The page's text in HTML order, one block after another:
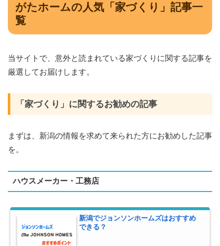
がたホームの人気「家づくり」記事一
覧
当サイトで、意外と読まれている家づくりに関する記事を
厳選してお届けします。
「家づくり」に関するお勧めの記事
まずは、新潟の情報を求めて来られた方にお勧めした記事
を。
ハウスメーカー・工務店
新潟でジョンソンホームズはおすすめ
できる？